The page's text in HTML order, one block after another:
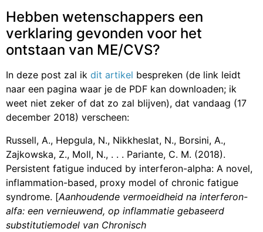
Hebben wetenschappers een
verklaring gevonden voor het
ontstaan van ME/CVS?
In deze post zal ik dit artikel bespreken (de link leidt
naar een pagina waar je de PDF kan downloaden; ik
weet niet zeker of dat zo zal blijven), dat vandaag (17
december 2018) verscheen:
Russell, A., Hepgula, N., Nikkheslat, N., Borsini, A.,
Zajkowska, Z., Moll, N., . . . Pariante, C. M. (2018).
Persistent fatigue induced by interferon-alpha: A novel,
inflammation-based, proxy model of chronic fatigue
syndrome. [Aanhoudende vermoeidheid na interferon-
alfa: een vernieuwend, op inflammatie gebaseerd
substitutiemodel van Chronisch